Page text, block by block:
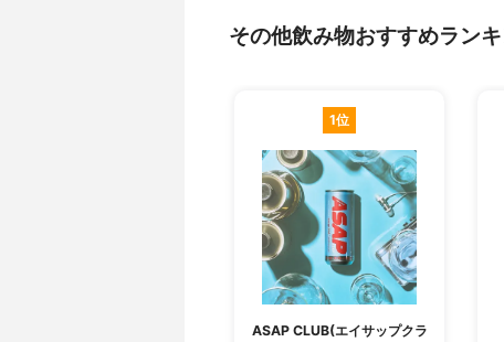
その他飲み物おすすめラン
1位
ASAP CLUB(エイサップクラ